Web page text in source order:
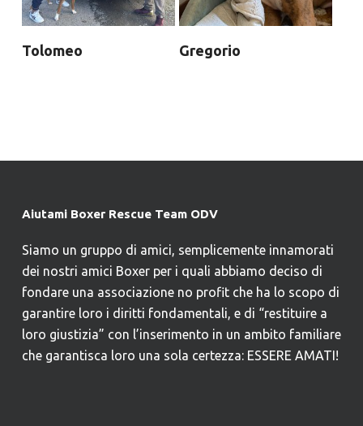
Tolomeo Gregorio
Aiutami Boxer Rescue Team ODV
Siamo un gruppo di amici, semplicemente innamorati
dei nostri amici Boxer per i quali abbiamo deciso di
fondare una associazione no profit che ha lo scopo di
garantire loro i diritti fondamentali, e di “restituire a
loro giustizia” con l’inserimento in un ambito familiare
che garantisca loro una sola certezza: ESSERE AMATI!